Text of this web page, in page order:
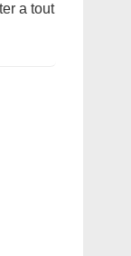
a tout